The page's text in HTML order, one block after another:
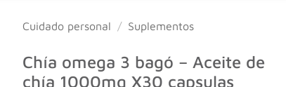
Cuidado personal / Suplementos
Chía omega 3 bagó – Aceite de
chía 1000mg X30 capsulas